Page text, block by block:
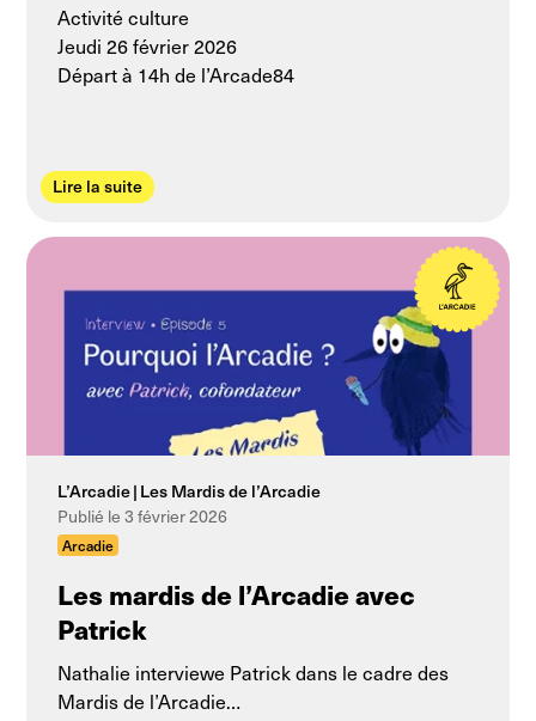
Activité culture
Jeudi 26 février 2026
Départ à 14h de l’Arcade84
Lire la suite
L’Arcadie Les Mardis de l’Arcadie
Publié le 3 février 2026
Arcadie
Les mardis de l’Arcadie avec
Patrick
Nathalie interviewe Patrick dans le cadre des
Mardis de l’Arcadie…